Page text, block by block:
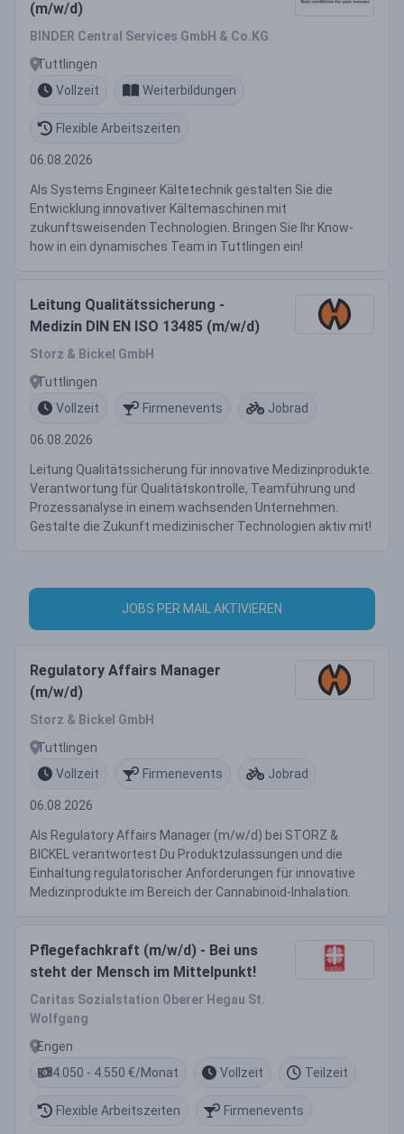
(m/w/d)
BINDER Central Services GmbH & Co.KG
Tuttlingen
Vollzeit
Weiterbildungen
Flexible Arbeitszeiten
06.08.2026
Als Systems Engineer Kältetechnik gestalten Sie die
Entwicklung innovativer Kältemaschinen mit
zukunftsweisenden Technologien. Bringen Sie Ihr Know-
how in ein dynamisches Team in Tuttlingen ein!
Leitung Qualitätssicherung -
Medizin DIN EN ISO 13485 (m/w/d)
Storz & Bickel GmbH
Tuttlingen
Vollzeit
Firmenevents Jobrad
06.08.2026
Leitung Qualitätssicherung für innovative Medizinprodukte.
Verantwortung für Qualitätskontrolle, Teamführung und
Prozessanalyse in einem wachsenden Unternehmen.
Gestalte die Zukunft medizinischer Technologien aktiv mit!
JOBS PER MAIL AKTIVIEREN
Regulatory Affairs Manager
(m/w/d)
Storz & Bickel GmbH
Tuttlingen
Vollzeit
Firmenevents Jobrad
06.08.2026
Als Regulatory Affairs Manager (m/w/d) bei STORZ &
BICKEL verantwortest Du Produktzulassungen und die
Einhaltung regulatorischer Anforderungen für innovative
Medizinprodukte im Bereich der Cannabinoid-Inhalation.
Pflegefachkraft (m/w/d) - Bei uns
steht der Mensch im Mittelpunkt!
Caritas Sozialstation Oberer Hegau St.
Wolfgang
Engen
4.050 - 4.550 €/Monat
Vollzeit Teilzeit
Flexible Arbeitszeiten Firmenevents